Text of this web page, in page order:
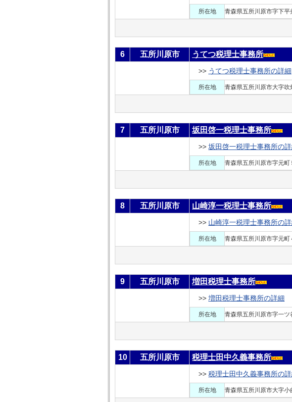
所在地 青森県五所川原市字下平
6 五所川原市 うてつ税理士事務所
>> うてつ税理士事務所の詳細
所在地 青森県五所川原市大字吹
7 五所川原市 坂田啓一税理士事務所
>> 坂田啓一税理士事務所の
所在地 青森県五所川原市字元町
8 五所川原市 山崎淳一税理士事務所
>> 山崎淳一税理士事務所の
所在地 青森県五所川原市字元町
9 五所川原市 増田税理士事務所
>> 増田税理士事務所の詳細
所在地 青森県五所川原市字一ツ
10 五所川原市 税理士田中久義事務所
>> 税理士田中久義事務所の
所在地 青森県五所川原市大字小